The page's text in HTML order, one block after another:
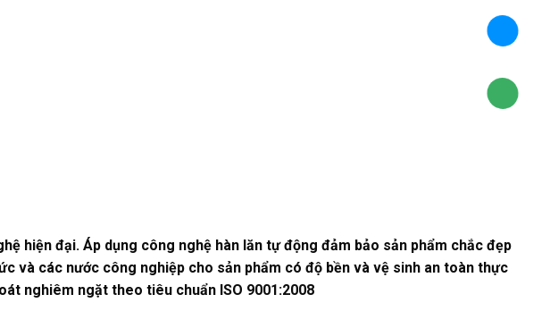
hiện đại. Áp dụng công nghệ hàn lăn tự động đảm bảo sản phẩm chắc đẹp
và các nước công nghiệp cho sản phẩm có độ bền và vệ sinh an toàn thực
nghiêm ngặt theo tiêu chuẩn ISO 9001:2008